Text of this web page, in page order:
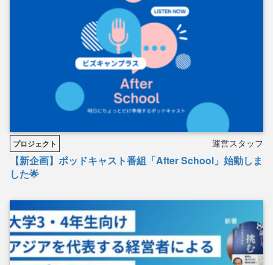
プロジェクト 運営スタッフ
【新企画】ポッドキャスト番組「After School」始動しま
した🌟